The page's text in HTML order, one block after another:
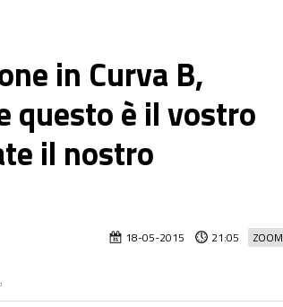
in Curva B,
questo è il vostro
il nostro
ZOOM
18-05-2015 21:05